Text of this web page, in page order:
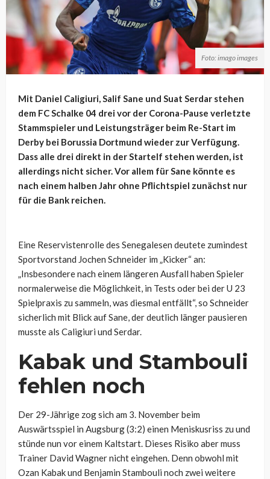
Foto: imago images
Mit Daniel Caligiuri, Salif Sane und Suat Serdar stehen
dem FC Schalke 04 drei vor der Corona-Pause verletzte
Stammspieler und Leistungsträger beim Re-Start im
Derby bei Borussia Dortmund wieder zur Verfügung.
Dass alle drei direkt in der Startelf stehen werden, ist
allerdings nicht sicher. Vor allem für Sane könnte es
nach einem halben Jahr ohne Pflichtspiel zunächst nur
für die Bank reichen.
Eine Reservistenrolle des Senegalesen deutete zumindest
Sportvorstand Jochen Schneider im „Kicker“ an:
„Insbesondere nach einem längeren Ausfall haben Spieler
normalerweise die Möglichkeit, in Tests oder bei der U 23
Spielpraxis zu sammeln, was diesmal entfällt“, so Schneider
sicherlich mit Blick auf Sane, der deutlich länger pausieren
musste als Caligiuri und Serdar.
Kabak und Stambouli
fehlen noch
Der 29-Jährige zog sich am 3. November beim
Auswärtsspiel in Augsburg (3:2) einen Meniskusriss zu und
stünde nun vor einem Kaltstart. Dieses Risiko aber muss
Trainer David Wagner nicht eingehen. Denn obwohl mit
Ozan Kabak und Benjamin Stambouli noch zwei weitere